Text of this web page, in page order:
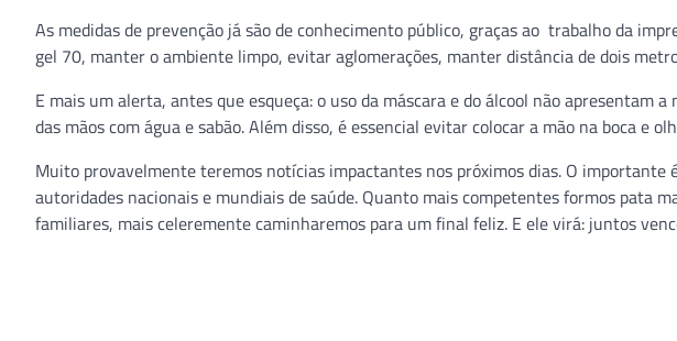
As medidas de prevenção já são de conhecimento público, graças ao trabalho da
gel 70, manter o ambiente limpo, evitar aglomerações, manter distância de dois
E mais um alerta, antes que esqueça: o uso da máscara e do álcool não apresentam
das mãos com água e sabão. Além disso, é essencial evitar colocar a mão na boca e
Muito provavelmente teremos notícias impactantes nos próximos dias. O importante
autoridades nacionais e mundiais de saúde. Quanto mais competentes formos pata
familiares, mais celeremente caminharemos para um final feliz. E ele virá: juntos